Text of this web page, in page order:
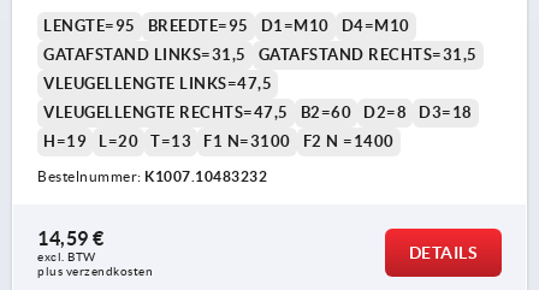
LENGTE=95 BREEDTE=95 D1=M10
D4=M10
GATAFSTAND LINKS=31,5
GATAFSTAND RECHTS=31,5
VLEUGELLENGTE LINKS=47,5
VLEUGELLENGTE RECHTS=47,5
B2=60 D2=8
D3=18
H=19
L=20 T=13 F1 N=3100 F2 N =1400
Bestelnummer: K1007.10483232
14,59 €
excl. BTW
plus verzendkosten
DETAILS